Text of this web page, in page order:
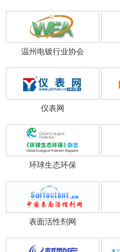
温州电镀行业协会
仪表网
环球生态环保
表面活性剂网